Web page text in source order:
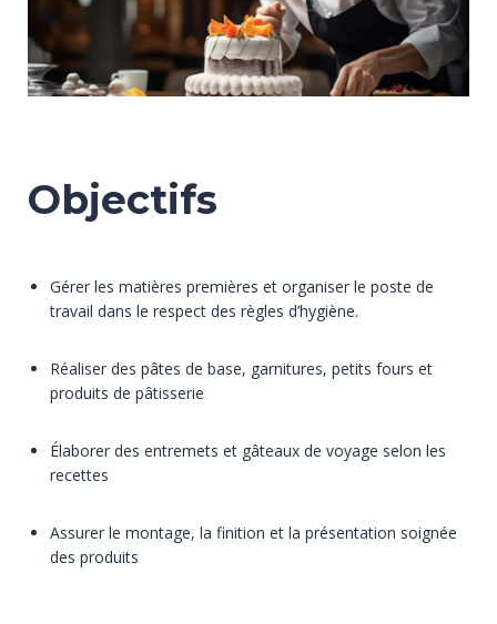
Objectifs
Gérer les matières premières et organiser le poste de
travail dans le respect des règles d’hygiène.
Réaliser des pâtes de base, garnitures, petits fours et
produits de pâtisserie
Élaborer des entremets et gâteaux de voyage selon les
recettes
Assurer le montage, la finition et la présentation soignée
des produits